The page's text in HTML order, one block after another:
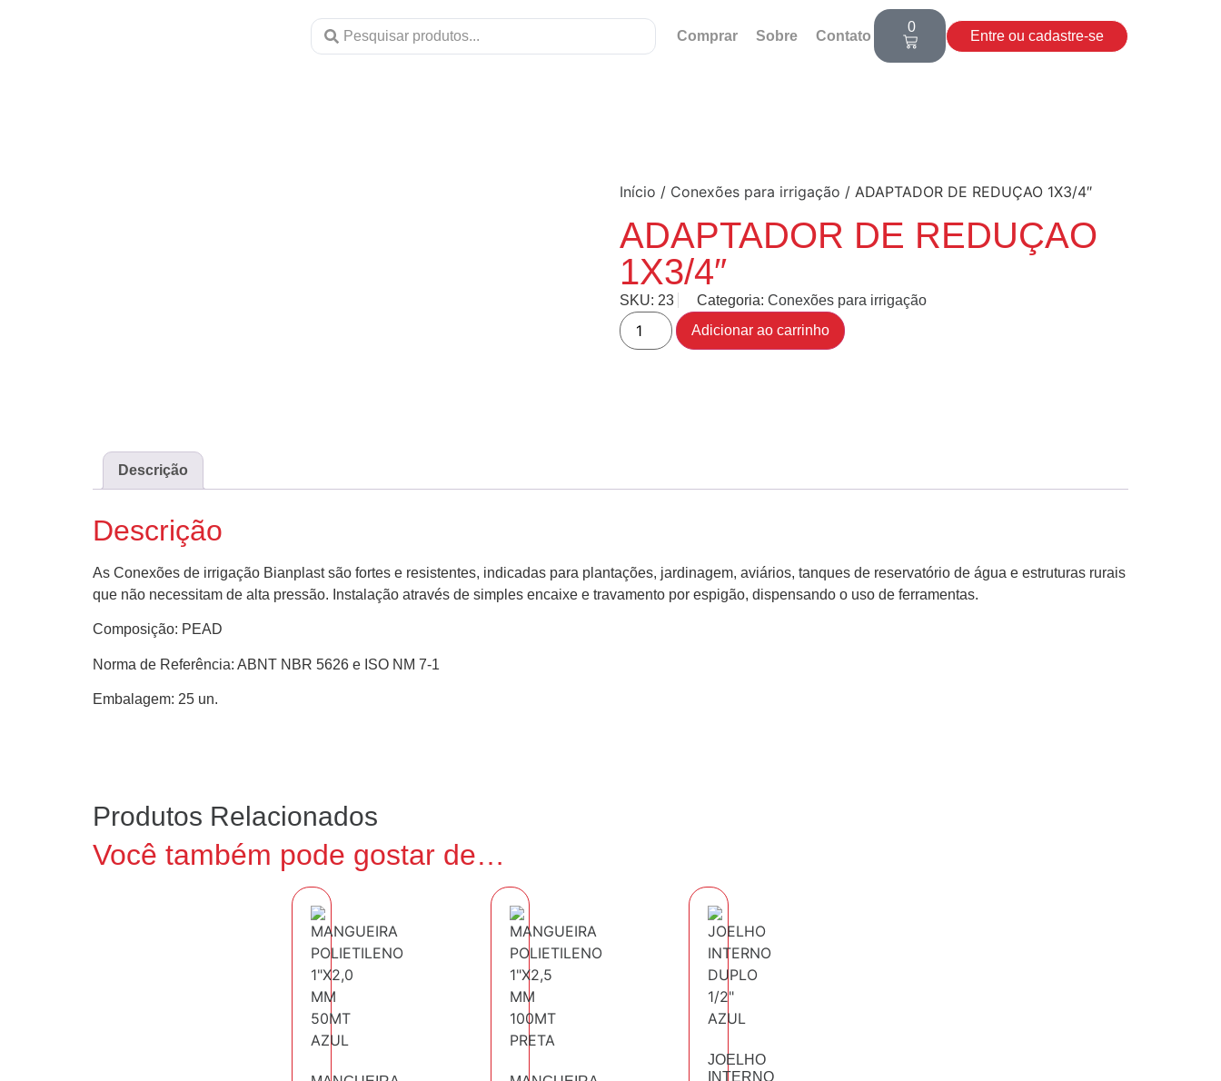
Comprar Sobre Contato
0
Entre ou cadastre-se
Início / Conexões para irrigação / ADAPTADOR DE REDUÇAO 1X3/4″
ADAPTADOR DE REDUÇAO
1X3/4″
Adicionar ao carrinho
SKU: 23 Categoria: Conexões para irrigação
Descrição
Descrição
As Conexões de irrigação Bianplast são fortes e resistentes, indicadas para plantações, jardinagem, aviários, tanques de reservatório de água e estruturas rurais
que não necessitam de alta pressão. Instalação através de simples encaixe e travamento por espigão, dispensando o uso de ferramentas.
Composição: PEAD
Norma de Referência: ABNT NBR 5626 e ISO NM 7-1
Embalagem: 25 un.
Produtos Relacionados
Você também pode gostar de…
JOELHO
INTERNO